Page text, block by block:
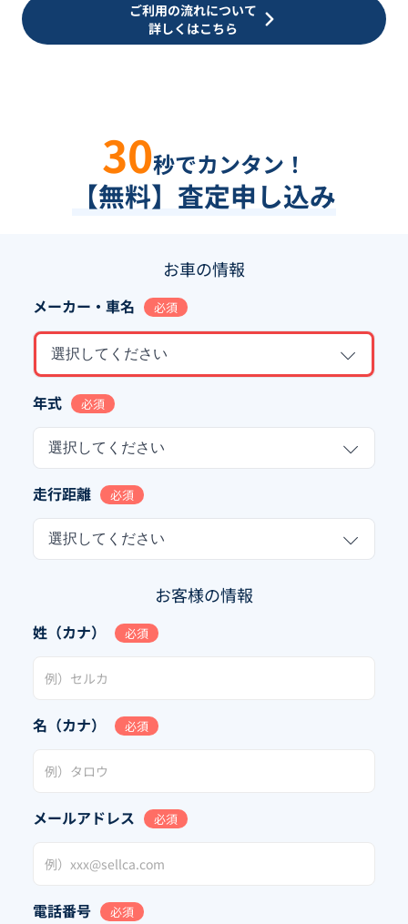
ご利用の流れについて
詳しくはこちら
30秒でカンタン！
【無料】査定申し込み
お車の情報
メーカー・車名 必須
選択してください
年式 必須
選択してください
走行距離 必須
選択してください
お客様の情報
姓（カナ） 必須
名（カナ） 必須
メールアドレス 必須
電話番号 必須